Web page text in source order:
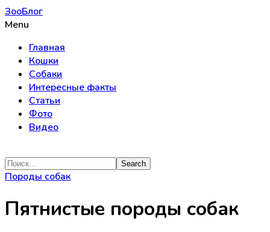
ЗооБлог
Menu
Главная
Кошки
Собаки
Интересные факты
Статьи
Фото
Видео
Породы собак
Пятнистые породы собак